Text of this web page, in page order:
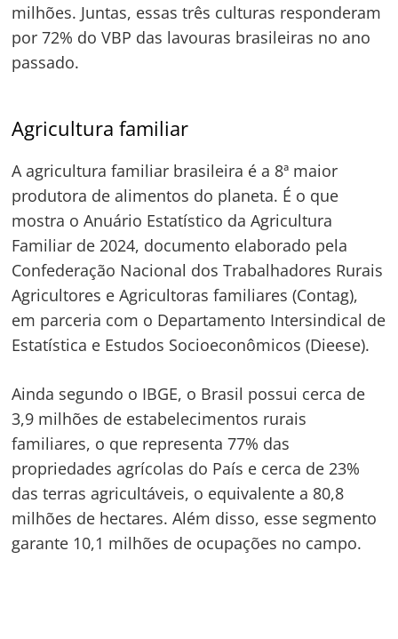
milhões. Juntas, essas três culturas responderam
por 72% do VBP das lavouras brasileiras no ano
passado.
Agricultura familiar
A agricultura familiar brasileira é a 8ª maior
produtora de alimentos do planeta. É o que
mostra o Anuário Estatístico da Agricultura
Familiar de 2024, documento elaborado pela
Confederação Nacional dos Trabalhadores Rurais
Agricultores e Agricultoras familiares (Contag),
em parceria com o Departamento Intersindical de
Estatística e Estudos Socioeconômicos (Dieese).
Ainda segundo o IBGE, o Brasil possui cerca de
3,9 milhões de estabelecimentos rurais
familiares, o que representa 77% das
propriedades agrícolas do País e cerca de 23%
das terras agricultáveis, o equivalente a 80,8
milhões de hectares. Além disso, esse segmento
garante 10,1 milhões de ocupações no campo.